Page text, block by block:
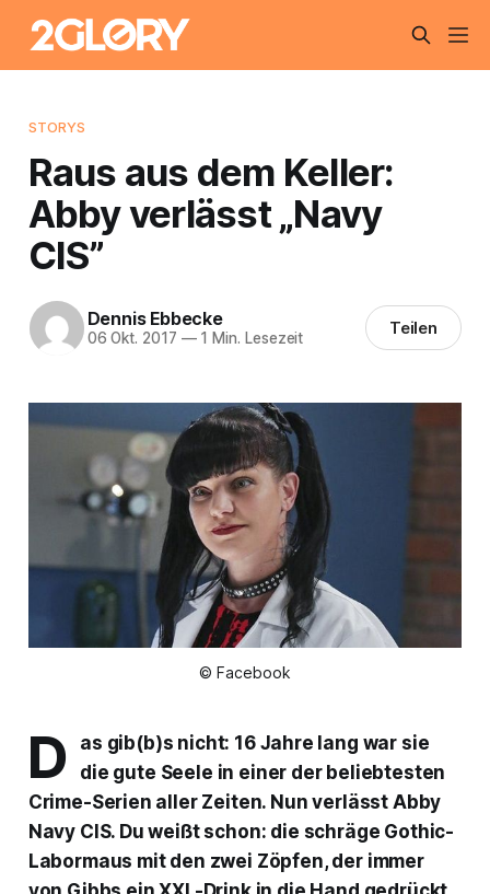
STORYS
Raus aus dem Keller:
Abby verlässt „Navy
CIS”
Dennis Ebbecke
06 Okt. 2017 —1 Min. Lesezeit Teilen
© Facebook
D
as gib(b)s nicht: 16 Jahre lang war sie
die gute Seele in einer der beliebtesten
Crime-Serien aller Zeiten. Nun verlässt Abby
Navy CIS. Du weißt schon: die schräge Gothic-
Labormaus mit den zwei Zöpfen, der immer